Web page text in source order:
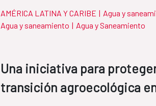
AMÉRICA LATINA Y CARIBE | Agua y
Agua y saneamiento | Agua y Saneamiento
Una iniciativa para
transición agroecológica